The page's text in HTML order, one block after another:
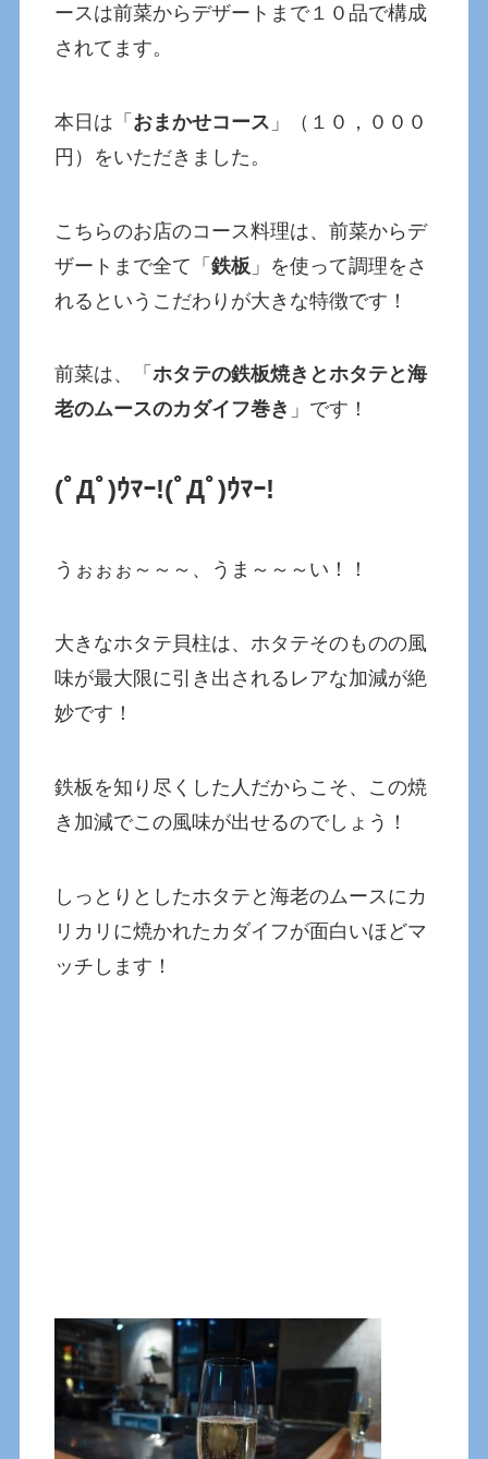
ースは前菜からデザートまで１０品で構成
されてます。
本日は「 おまかせコース 」（１０，０００
円）をいただきました。
こちらのお店のコース料理は、前菜からデ
ザートまで全て「鉄板 」を使って調理をさ
れるというこだわりが大きな特徴です！
前菜は、「ホタテの鉄板焼きとホタテと海
老のムースのカダイフ巻き 」です！
(ﾟДﾟ)ｳﾏｰ!(ﾟДﾟ)ｳﾏｰ!
うぉぉぉ～～～、うま～～～い！！
大きなホタテ貝柱は、ホタテそのものの風
味が最大限に引き出されるレアな加減が絶
妙です！
鉄板を知り尽くした人だからこそ、この焼
き加減でこの風味が出せるのでしょう！
しっとりとしたホタテと海老のムースにカ
リカリに焼かれたカダイフが面白いほどマ
ッチします！